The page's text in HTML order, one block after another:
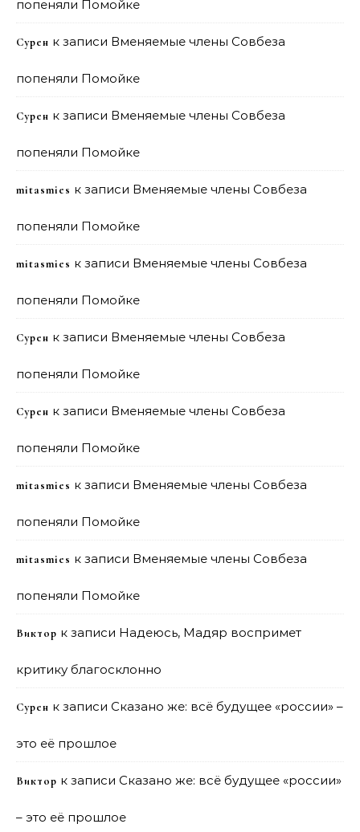
попеняли Помойке
Сурен к записи Вменяемые члены Совбеза
попеняли Помойке
Сурен к записи Вменяемые члены Совбеза
попеняли Помойке
mitasmies к записи Вменяемые члены Совбеза
попеняли Помойке
mitasmies к записи Вменяемые члены Совбеза
попеняли Помойке
Сурен к записи Вменяемые члены Совбеза
попеняли Помойке
Сурен к записи Вменяемые члены Совбеза
попеняли Помойке
mitasmies к записи Вменяемые члены Совбеза
попеняли Помойке
mitasmies к записи Вменяемые члены Совбеза
попеняли Помойке
Виктор к записи Надеюсь, Мадяр воспримет
критику благосклонно
Сурен к записи Сказано же: всё будущее «россии» –
это её прошлое
Виктор к записи Сказано же: всё будущее «россии»
– это её прошлое